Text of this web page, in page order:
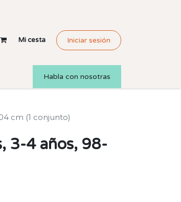
Mi cesta Iniciar sesión
Habla con nosotras
cm (1 conjunto)
3-4 años, 98-